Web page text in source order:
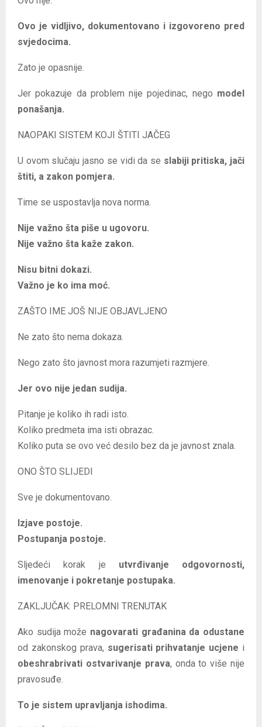
Ovo je vidljivo, dokumentovano i izgovoreno pred
svjedocima.
Zato je opasnije.
Jer pokazuje da problem nije pojedinac, nego model
ponašanja.
NAOPAKI SISTEM KOJI ŠTITI JAČEG
U ovom slučaju jasno se vidi da se slabiji pritiska, jači
štiti, a zakon pomjera.
Time se uspostavlja nova norma.
Nije važno šta piše u ugovoru.
Nije važno šta kaže zakon.
Nisu bitni dokazi.
Važno je ko ima moć.
ZAŠTO IME JOŠ NIJE OBJAVLJENO
Ne zato što nema dokaza.
Nego zato što javnost mora razumjeti razmjere.
Jer ovo nije jedan sudija.
Pitanje je koliko ih radi isto.
Koliko predmeta ima isti obrazac.
Koliko puta se ovo već desilo bez da je javnost znala.
ONO ŠTO SLIJEDI
Sve je dokumentovano.
Izjave postoje.
Postupanja postoje.
Sljedeći korak je utvrđivanje odgovornosti,
imenovanje i pokretanje postupaka.
ZAKLJUČAK: PRELOMNI TRENUTAK
Ako sudija može nagovarati građanina da odustane
od zakonskog prava, sugerisati prihvatanje ucjene i
obeshrabrivati ostvarivanje prava, onda to više nije
pravosuđe.
To je sistem upravljanja ishodima.